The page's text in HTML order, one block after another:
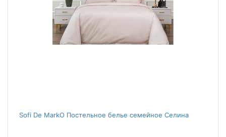
Sofi De MarkO Постельное белье семейное Селина